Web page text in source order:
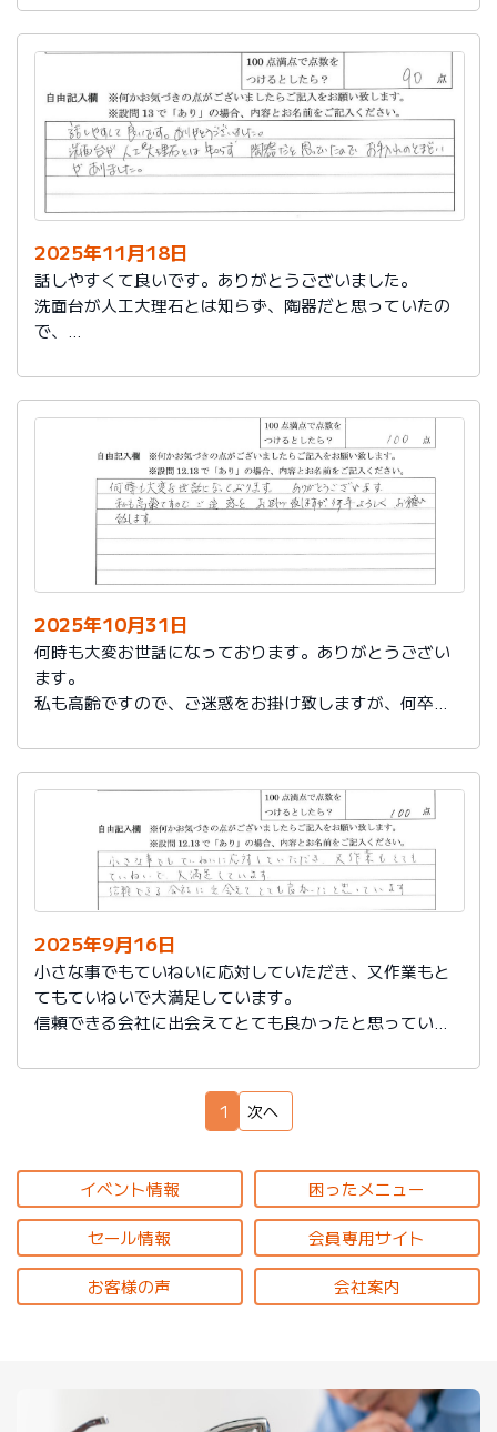
2025年11月18日
話しやすくて良いです。ありがとうございました。
洗面台が人工大理石とは知らず、陶器だと思っていたの
で、
2025年10月31日
何時も大変お世話になっております。ありがとうござい
ます。
私も高齢ですので、ご迷惑をお掛け致しますが、何卒よ
2025年9月16日
小さな事でもていねいに応対していただき、又作業もと
てもていねいで大満足しています。
信頼できる会社に出会えてとても良かったと思っていま
1 次へ
イベント情報 困ったメニュー
セール情報 会員専用サイト
お客様の声 会社案内